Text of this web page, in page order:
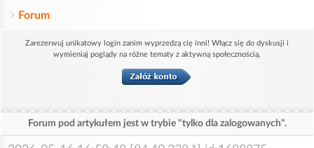
Forum
Zarezerwuj unikatowy login zanim wyprzedzą cię inni! Włącz się do dyskusji i
wymieniaj poglądy na różne tematy z aktywną społecznością.
Forum pod artykułem jest w trybie "tylko dla zalogowanych".